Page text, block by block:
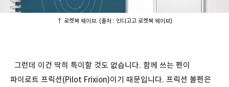
↑ 로켓북 웨이브. (출처 : 인디고고 로켓북 웨이브)
그런데 이건 딱히 특이할 것도 없습니다. 함께 쓰는 펜이
파이로트 프릭션(Pilot Frixion)이기 때문입니다. 프릭션 볼펜은